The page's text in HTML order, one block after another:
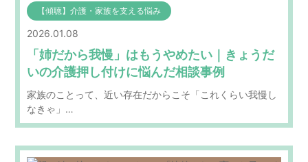
【傾聴】介護・家族を支える悩み
2026.01.08
「姉だから我慢」はもうやめたい｜きょうだ
いの介護押し付けに悩んだ相談事例
家族のことって、近い存在だからこそ「これくらい我慢し
なきゃ」…